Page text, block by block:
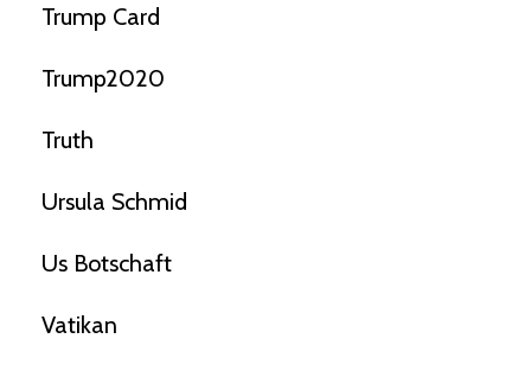
Trump Card
Trump2020
Truth
Ursula Schmid
Us Botschaft
Vatikan